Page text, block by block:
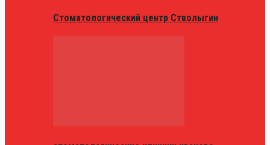
Стоматологический центр Стволыгин